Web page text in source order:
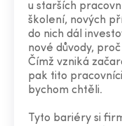
u starších
školení, nových
do nich dál
nové důvody,
Čímž vzniká
pak tito
bychom chtěli.
Tyto bariéry si